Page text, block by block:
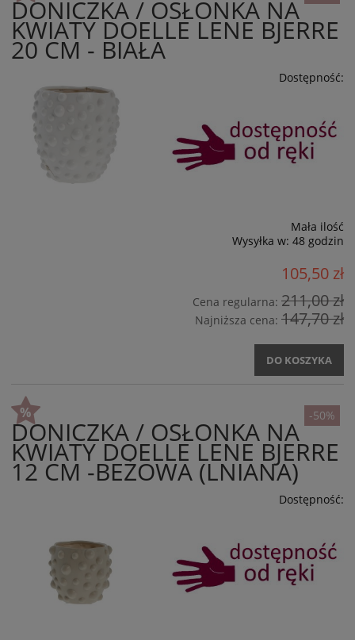
DONICZKA / OSŁONKA NA
KWIATY DOELLE LENE BJERRE
20 CM - BIAŁA
Dostępność:
Mała ilość
Wysyłka w: 48 godzin
105,50 zł
Cena regularna: 211,00 zł
Najniższa cena: 147,70 zł
DO KOSZYKA
DONICZKA / OSŁONKA NA
KWIATY DOELLE LENE BJERRE
12 CM -BEŻOWA (LNIANA)
Dostępność:
-50%